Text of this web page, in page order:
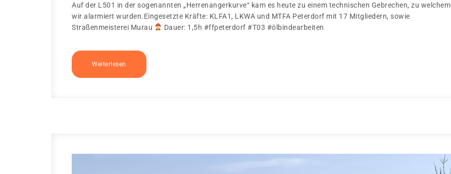
Auf der L501 in der sogenannten „Herrenangerkurve“ kam es heute zu einem technischen Gebrechen, zu welchem
wir alarmiert wurden.Eingesetzte Kräfte: KLFA1, LKWA und MTFA Peterdorf mit 17 Mitgliedern, sowie
Straßenmeisterei Murau
Dauer: 1,5h #ffpeterdorf #T03 #ölbindearbeiten
Weiterlesen